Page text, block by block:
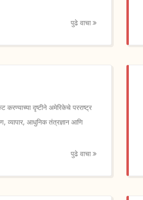
पुढे वाचा
दृष्टीने अमेरिकेचे परराष्ट्र
व्यापार, आधुनिक तंत्रज्ञान आणि
पुढे वाचा